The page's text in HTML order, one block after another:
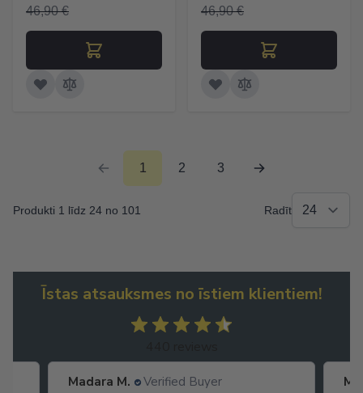
46,90 € 46,90 €
1 2 3
Produkti 1 līdz 24 no 101 Radīt
Īstas atsauksmes no īstiem klientiem!
Madara M. Verified Buyer